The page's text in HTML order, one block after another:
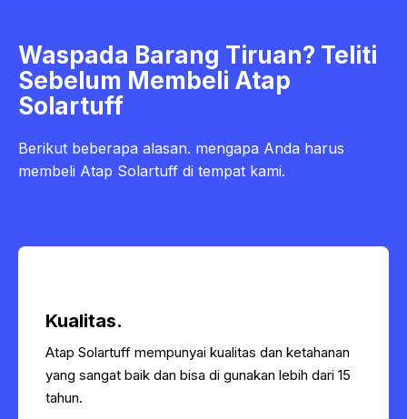
Waspada Barang Tiruan? Teliti
Sebelum Membeli Atap
Solartuff
Berikut beberapa alasan. mengapa Anda harus
membeli Atap Solartuff di tempat kami.
Kualitas.
Atap Solartuff mempunyai kualitas dan ketahanan
yang sangat baik dan bisa di gunakan lebih dari 15
tahun.